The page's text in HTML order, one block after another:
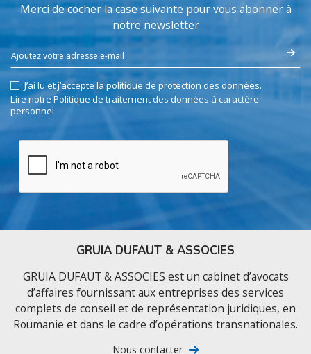
Merci de cocher la case suivante pour vous abonner à
notre newsletter
J’ai lu et j’accepte la politique de protection des données.
Lire notre Politique de traitement des données à caractère
personnel
GRUIA DUFAUT & ASSOCIES
GRUIA DUFAUT & ASSOCIES est un cabinet d’avocats
d’affaires fournissant aux entreprises des services
complets de conseil et de représentation juridiques, en
Roumanie et dans le cadre d’opérations transnationales.
Nous contacter